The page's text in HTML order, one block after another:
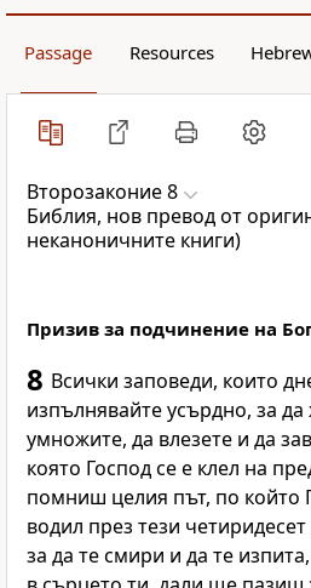
Passage Resources
Второзаконие 8
Библия, нов превод от
неканоничните книги)
Призив за подчинение на
8 Всички заповеди, които
изпълнявайте усърдно, за
умножите, да влезете и да
която Господ се е клел на
помниш целия път, по който
водил през тези
за да те смири и да те